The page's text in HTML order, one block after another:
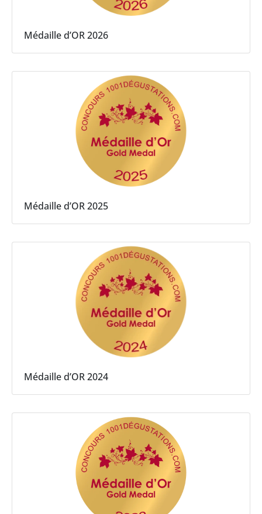
Médaille d’OR 2026
Médaille d’OR 2025
Médaille d’OR 2024